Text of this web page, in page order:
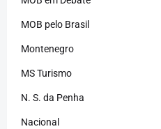
MOB pelo Brasil
Montenegro
MS Turismo
N. S. da Penha
Nacional